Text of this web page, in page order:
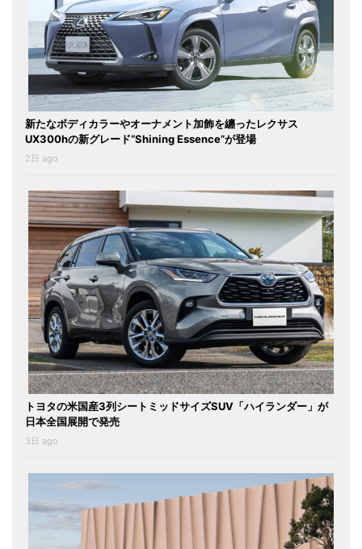
新たなボディカラーやオーナメント加飾を纏ったレクサス
UX300hの新グレード“Shining Essence”が登場
2日 ago
トヨタの米国産3列シートミッドサイズSUV「ハイランダー」が
日本全国展開で発売
3日 ago